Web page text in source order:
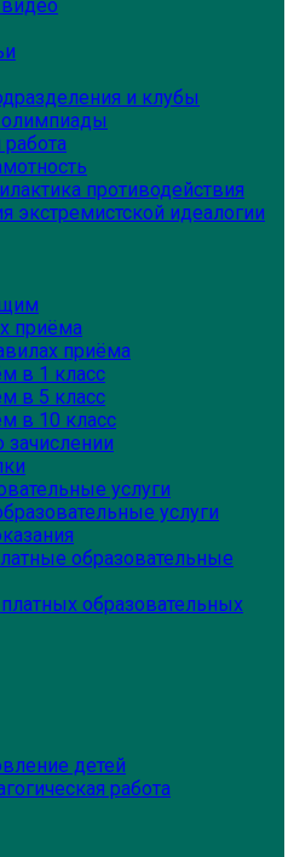
и клубы
олимпиады
работа
противодействия
экстремистской идеалогии
приёма
приёма
в 1 класс
в 5 класс
в 10 класс
услуги
услуги
образовательные
образовательных
детей
работа